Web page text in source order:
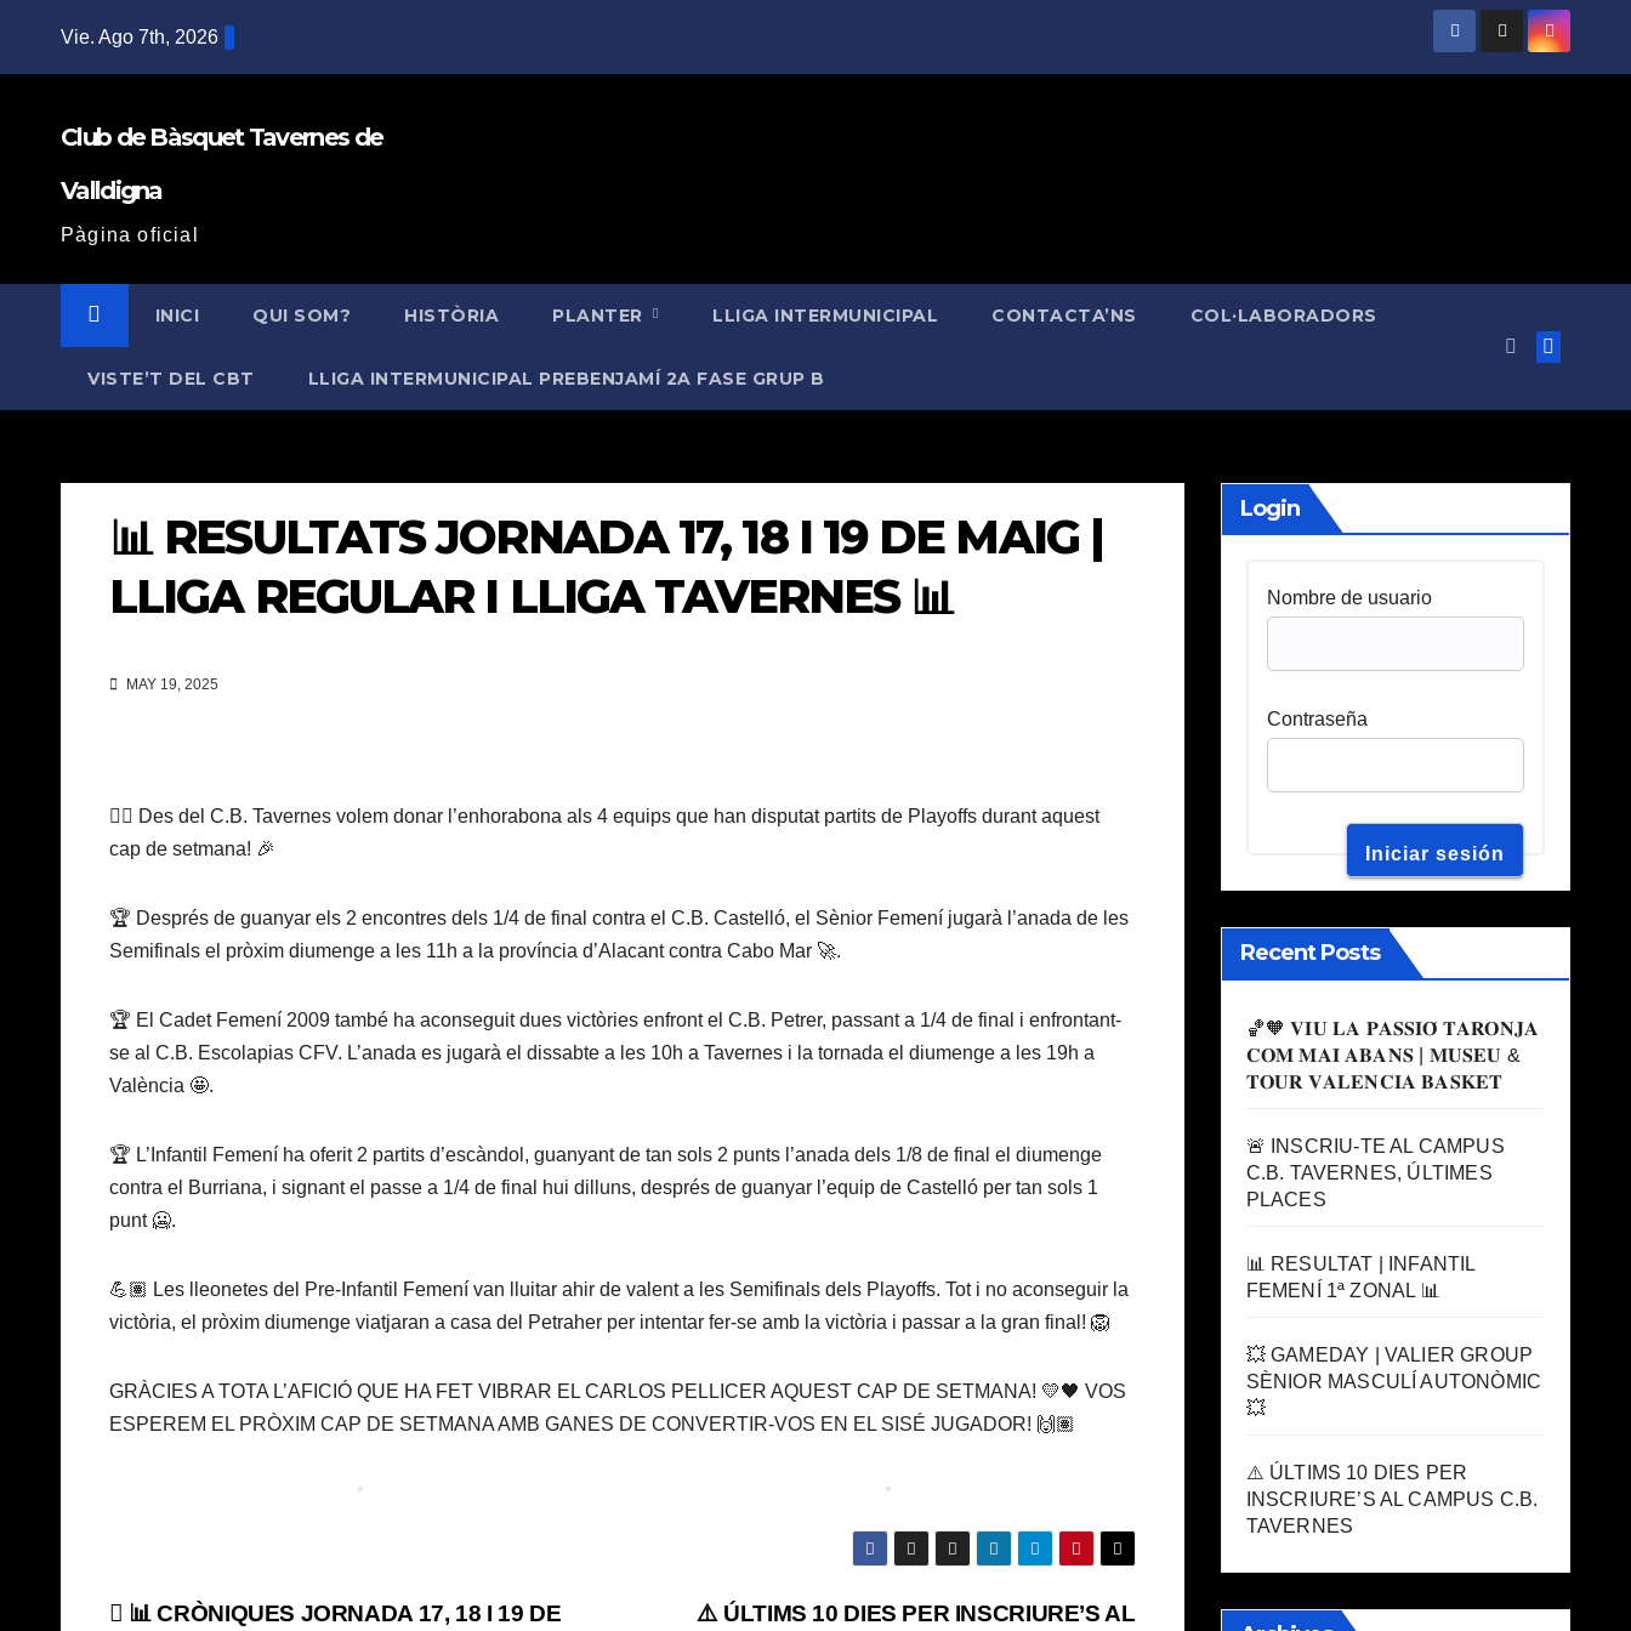
Vie. Ago 7th, 2026
Club de Bàsquet Tavernes de
Valldigna
Pàgina oficial
INICI QUI SOM? HISTÒRIA PLANTER LLIGA INTERMUNICIPAL CONTACTA’NS COL·LABORADORS
VISTE’T DEL CBT LLIGA INTERMUNICIPAL PREBENJAMÍ 2A FASE GRUP B
📊 RESULTATS JORNADA 17, 18 I 19 DE MAIG |
LLIGA REGULAR I LLIGA TAVERNES 📊
MAY 19, 2025
👉🏽 Des del C.B. Tavernes volem donar l’enhorabona als 4 equips que han disputat partits de Playoffs durant aquest
cap de setmana! 🎉
🏆 Després de guanyar els 2 encontres dels 1/4 de final contra el C.B. Castelló, el Sènior Femení jugarà l’anada de les
Semifinals el pròxim diumenge a les 11h a la província d’Alacant contra Cabo Mar 🚀.
🏆 El Cadet Femení 2009 també ha aconseguit dues victòries enfront el C.B. Petrer, passant a 1/4 de final i enfrontant-
se al C.B. Escolapias CFV. L’anada es jugarà el dissabte a les 10h a Tavernes i la tornada el diumenge a les 19h a
València 🤩.
🏆 L’Infantil Femení ha oferit 2 partits d’escàndol, guanyant de tan sols 2 punts l’anada dels 1/8 de final el diumenge
contra el Burriana, i signant el passe a 1/4 de final hui dilluns, després de guanyar l’equip de Castelló per tan sols 1
punt 🥶.
💪🏽 Les lleonetes del Pre-Infantil Femení van lluitar ahir de valent a les Semifinals dels Playoffs. Tot i no aconseguir la
victòria, el pròxim diumenge viatjaran a casa del Petraher per intentar fer-se amb la victòria i passar a la gran final! 🦁
GRÀCIES A TOTA L’AFICIÓ QUE HA FET VIBRAR EL CARLOS PELLICER AQUEST CAP DE SETMANA! 💛🖤 VOS
ESPEREM EL PRÒXIM CAP DE SETMANA AMB GANES DE CONVERTIR-VOS EN EL SISÉ JUGADOR! 🙌🏽
⚠️ ÚLTIMS 10 DIES PER INSCRIURE’S AL
📊 CRÒNIQUES JORNADA 17, 18 I 19 DE
Login
Nombre de usuario
Contraseña
Recent Posts
🏀🧡 𝐕𝐈𝐔 𝐋𝐀 𝐏𝐀𝐒𝐒𝐈𝐎́ 𝐓𝐀𝐑𝐎𝐍𝐉𝐀
𝐂𝐎𝐌 𝐌𝐀𝐈 𝐀𝐁𝐀𝐍𝐒 | 𝐌𝐔𝐒𝐄𝐔 &
𝐓𝐎𝐔𝐑 𝐕𝐀𝐋𝐄𝐍𝐂𝐈𝐀 𝐁𝐀𝐒𝐊𝐄𝐓
🚨 INSCRIU-TE AL CAMPUS
C.B. TAVERNES, ÚLTIMES
PLACES
📊 RESULTAT | INFANTIL
FEMENÍ 1ª ZONAL 📊
💥 GAMEDAY | VALIER GROUP
SÈNIOR MASCULÍ AUTONÒMIC
💥
⚠️ ÚLTIMS 10 DIES PER
INSCRIURE’S AL CAMPUS C.B.
TAVERNES